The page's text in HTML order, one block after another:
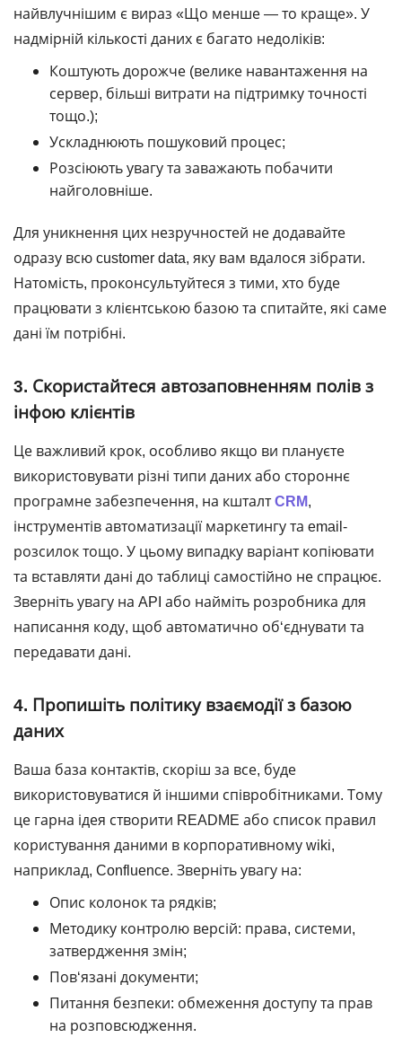
найвлучнішим є вираз «Що менше ― то краще». У
надмірній кількості даних є багато недоліків:
Коштують дорожче (велике навантаження на
сервер, більші витрати на підтримку точності
тощо.);
Ускладнюють пошуковий процес;
Розсіюють увагу та заважають побачити
найголовніше.
Для уникнення цих незручностей не додавайте
одразу всю customer data, яку вам вдалося зібрати.
Натомість, проконсультуйтеся з тими, хто буде
працювати з клієнтською базою та спитайте, які саме
дані їм потрібні.
3. Скористайтеся автозаповненням полів з
інфою клієнтів
Це важливий крок, особливо якщо ви плануєте
використовувати різні типи даних або стороннє
програмне забезпечення, на кшталтCRM,
інструментів автоматизації маркетингу та email-
розсилок тощо. У цьому випадку варіант копіювати
та вставляти дані до таблиці самостійно не спрацює.
Зверніть увагу на API або найміть розробника для
написання коду, щоб автоматично об‘єднувати та
передавати дані.
4. Пропишіть політику взаємодії з базою
даних
Ваша база контактів, скоріш за все, буде
використовуватися й іншими співробітниками. Тому
це гарна ідея створити README або список правил
користування даними в корпоративному wiki,
наприклад, Confluence. Зверніть увагу на:
Опис колонок та рядків;
Методику контролю версій: права, системи,
затвердження змін;
Пов‘язані документи;
Питання безпеки: обмеження доступу та прав
на розповсюдження.